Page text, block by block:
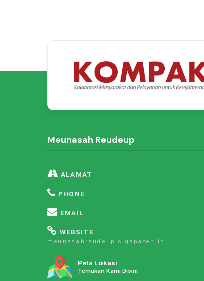
Meunasah Reudeup
ALAMAT
PHONE
EMAIL
WEBSITE
meunasahreudeup.sigapaceh.id
Peta Lokasi
Temukan Kami Disini